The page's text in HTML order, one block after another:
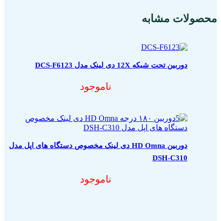
محصولات مشابه
دوربین تحت شبکه 12X دی لینک مدل DCS-F6123
ناموجود
دوربین HD Omna دی لینک مخصوص دستگاه های اپل مدل
DSH-C310
ناموجود